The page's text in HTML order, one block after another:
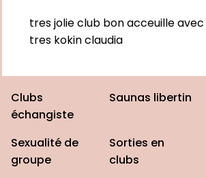
tres jolie club bon acceuille
tres kokin claudia
Clubs
échangiste
Saunas libertin
Sexualité de
groupe
Sorties en
clubs